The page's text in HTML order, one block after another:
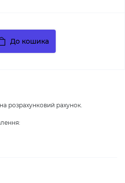
До кошика
розрахунковий рахунок.